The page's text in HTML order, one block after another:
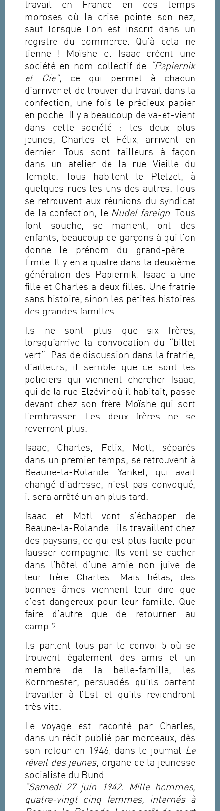
travail en France en ces temps
moroses où la crise pointe son nez,
sauf lorsque l’on est inscrit dans un
registre du commerce. Qu’à cela ne
tienne ! Moïshe et Isaac créent une
société en nom collectif de
“Papiernik
et Cie” , ce qui permet à chacun
d’arriver et de trouver du travail dans la
confection, une fois le précieux papier
en poche. Il y a beaucoup de va-et-vient
dans cette société : les deux plus
jeunes, Charles et Félix, arrivent en
dernier. Tous sont tailleurs à façon
dans un atelier de la rue Vieille du
Temple. Tous habitent le Pletzel, à
quelques rues les uns des autres. Tous
se retrouvent aux réunions du syndicat
de la confection, le Nudel fareign. Tous
font souche, se marient, ont des
enfants, beaucoup de garçons à qui l’on
donne le prénom du grand-père :
Émile. Il y en a quatre dans la deuxième
génération des Papiernik. Isaac a une
fille et Charles a deux filles. Une fratrie
sans histoire, sinon les petites histoires
des grandes familles.
Ils ne sont plus que six frères,
lorsqu’arrive la convocation du “billet
vert”. Pas de discussion dans la fratrie,
d’ailleurs, il semble que ce sont les
policiers qui viennent chercher Isaac,
qui de la rue Elzévir où il habitait, passe
devant chez son frère Moïshe qui sort
l’embrasser. Les deux frères ne se
reverront plus.
Isaac, Charles, Félix, Motl, séparés
dans un premier temps, se retrouvent à
Beaune-la-Rolande. Yankel, qui avait
changé d’adresse, n’est pas convoqué,
il sera arrêté un an plus tard.
Isaac et Motl vont s’échapper de
Beaune-la-Rolande : ils travaillent chez
des paysans, ce qui est plus facile pour
fausser compagnie. Ils vont se cacher
dans l’hôtel d’une amie non juive de
leur frère Charles. Mais hélas, des
bonnes âmes viennent leur dire que
c’est dangereux pour leur famille. Que
faire d’autre que de retourner au
camp ?
Ils partent tous par le convoi 5 où se
trouvent également des amis et un
membre de la belle-famille, les
Kornmester, persuadés qu’ils partent
travailler à l’Est et qu’ils reviendront
très vite.
Le voyage est raconté par Charles,
dans un récit publié par morceaux, dès
son retour en 1946, dans le journal Le
réveil des jeunes, organe de la jeunesse
socialiste du Bund :
“Samedi 27 juin 1942. Mille hommes,
quatre-vingt cinq femmes, internés à